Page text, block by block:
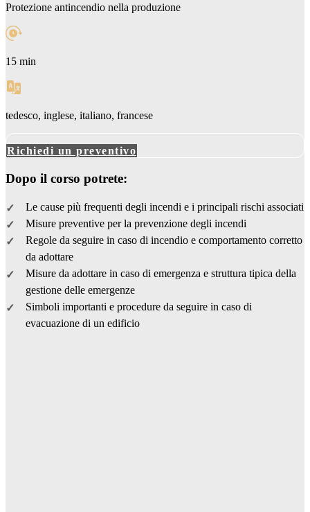
Protezione antincendio nella produzione
15 min
tedesco, inglese, italiano, francese
Richiedi un preventivo
Dopo il corso potrete:
Le cause più frequenti degli incendi e i principali rischi associati
Misure preventive per la prevenzione degli incendi
Regole da seguire in caso di incendio e comportamento corretto
da adottare
Misure da adottare in caso di emergenza e struttura tipica della
gestione delle emergenze
Simboli importanti e procedure da seguire in caso di
evacuazione di un edificio